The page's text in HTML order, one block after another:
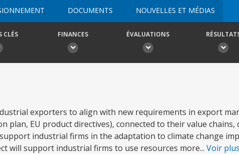
DOCUMENTS NOUVELLES ET MÉDIAS
CLÉS FINANCES ÉVALUATIONS
exporters to align with new requirements in export
plan, EU product directives), connected to their value
industrial firms in the adaptation to climate change
will support industrial firms to use resources more... Voir plus